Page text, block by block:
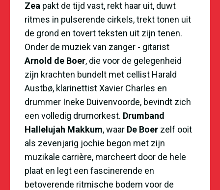
Zea pakt de tijd vast, rekt haar uit, duwt
ritmes in pulserende cirkels, trekt tonen uit
de grond en tovert teksten uit zijn tenen.
Onder de muziek van zanger - gitarist
Arnold de Boer, die voor de gelegenheid
zijn krachten bundelt met cellist Harald
Austbø, klarinettist Xavier Charles en
drummer Ineke Duivenvoorde, bevindt zich
een volledig drumorkest. Drumband
Hallelujah Makkum, waar De Boer zelf ooit
als zevenjarig jochie begon met zijn
muzikale carrière, marcheert door de hele
plaat en legt een fascinerende en
betoverende ritmische bodem voor de